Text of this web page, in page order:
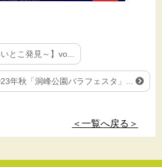
こ発見～】vo...
年秋「洞峰公園バラフェスタ」...
＜一覧へ戻る＞